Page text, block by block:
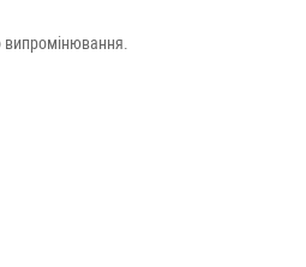
випромінювання.